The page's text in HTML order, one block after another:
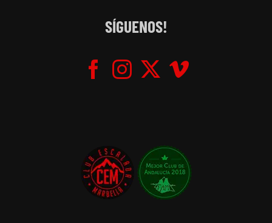
SÍGUENOS!